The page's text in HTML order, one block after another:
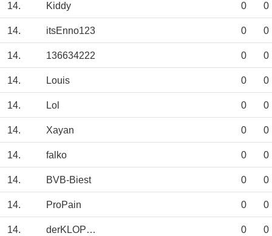
14. Kiddy 0 0
14. itsEnno123 0 0
14. 136634222 0 0
14. Louis 0 0
14. Lol 0 0
14. Xayan 0 0
14. falko 0 0
14. BVB-Biest 0 0
14. ProPain 0 0
14. derKLOPPeffekt 0 0